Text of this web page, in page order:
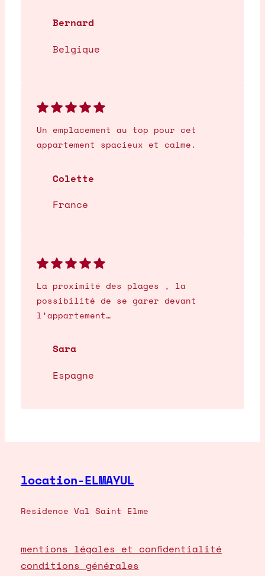
Bernard
Belgique
Un emplacement au top pour cet
appartement spacieux et calme.
Colette
France
La proximité des plages , la
possibilité de se garer devant
l’appartement…
Sara
Espagne
location-ELMAYUL
Résidence Val Saint Elme
mentions légales et confidentialité
conditions générales